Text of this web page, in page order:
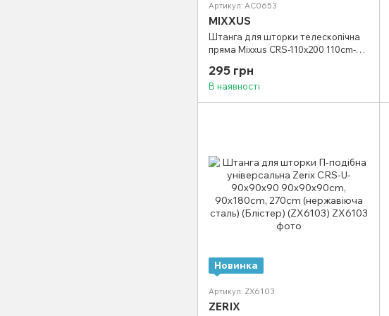
Артикул: AC0653
MIXXUS
Штанга для шторки телескопічна
пряма Mixxus CRS-110x200 110cm-
(AC0653)
295 грн
В наявності
Новинка
Артикул: ZX6103
ZERIX